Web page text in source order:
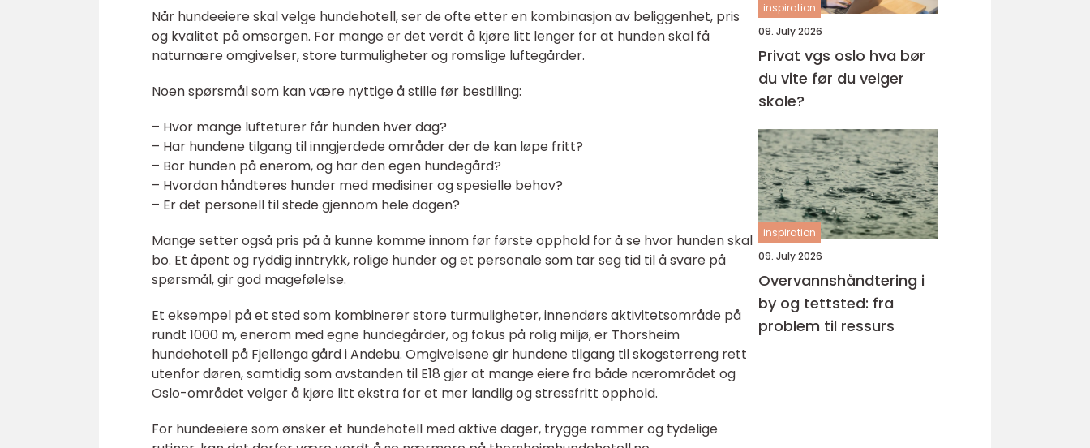
Når hundeeiere skal velge hundehotell, ser de ofte etter en kombinasjon av beliggenhet, pris
og kvalitet på omsorgen. For mange er det verdt å kjøre litt lenger for at hunden skal få
naturnære omgivelser, store turmuligheter og romslige luftegårder.
Noen spørsmål som kan være nyttige å stille før bestilling:
– Hvor mange lufteturer får hunden hver dag?
– Har hundene tilgang til inngjerdede områder der de kan løpe fritt?
– Bor hunden på enerom, og har den egen hundegård?
– Hvordan håndteres hunder med medisiner og spesielle behov?
– Er det personell til stede gjennom hele dagen?
Mange setter også pris på å kunne komme innom før første opphold for å se hvor hunden skal
bo. Et åpent og ryddig inntrykk, rolige hunder og et personale som tar seg tid til å svare på
spørsmål, gir god magefølelse.
Et eksempel på et sted som kombinerer store turmuligheter, innendørs aktivitetsområde på
rundt 1000 m, enerom med egne hundegårder, og fokus på rolig miljø, er Thorsheim
hundehotell på Fjellenga gård i Andebu. Omgivelsene gir hundene tilgang til skogsterreng rett
utenfor døren, samtidig som avstanden til E18 gjør at mange eiere fra både nærområdet og
Oslo-området velger å kjøre litt ekstra for et mer landlig og stressfritt opphold.
For hundeeiere som ønsker et hundehotell med aktive dager, trygge rammer og tydelige
inspiration
09. July 2026
Privat vgs oslo hva bør
du vite før du velger
skole?
inspiration
09. July 2026
Overvannshåndtering i
by og tettsted: fra
problem til ressurs